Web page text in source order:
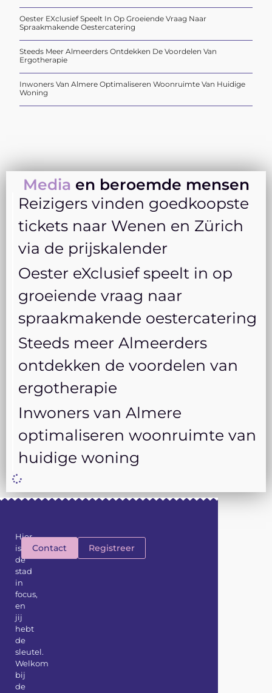
Oester EXclusief Speelt In Op Groeiende Vraag Naar
Spraakmakende Oestercatering
Steeds Meer Almeerders Ontdekken De Voordelen Van
Ergotherapie
Inwoners Van Almere Optimaliseren Woonruimte Van Huidige
Woning
Media en beroemde mensen
Reizigers vinden goedkoopste
tickets naar Wenen en Zürich
via de prijskalender
Oester eXclusief speelt in op
groeiende vraag naar
spraakmakende oestercatering
Steeds meer Almeerders
ontdekken de voordelen van
ergotherapie
Inwoners van Almere
optimaliseren woonruimte van
huidige woning
Hier
is
de
stad
in
focus,
en
jij
hebt
de
sleutel.
Welkom
bij
de
Contact Registreer